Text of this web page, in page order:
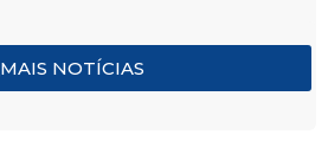
MAIS NOTÍCIAS